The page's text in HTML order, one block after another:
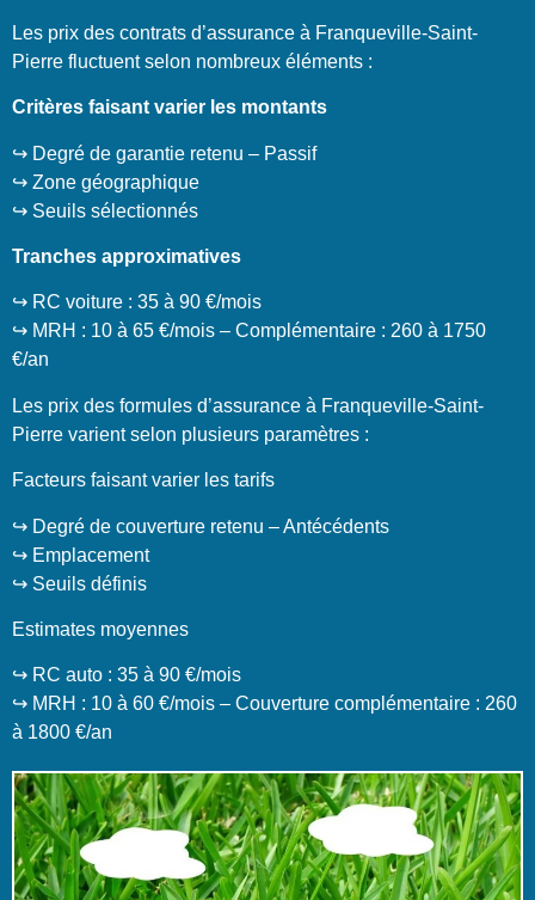
Les prix des contrats d’assurance à Franqueville-Saint-
Pierre fluctuent selon nombreux éléments :
Critères faisant varier les montants
↪️ Degré de garantie retenu – Passif
↪️ Zone géographique
↪️ Seuils sélectionnés
Tranches approximatives
↪️ RC voiture : 35 à 90 €/mois
↪️ MRH : 10 à 65 €/mois – Complémentaire : 260 à 1750
€/an
Les prix des formules d’assurance à Franqueville-Saint-
Pierre varient selon plusieurs paramètres :
Facteurs faisant varier les tarifs
↪️ Degré de couverture retenu – Antécédents
↪️ Emplacement
↪️ Seuils définis
Estimates moyennes
↪️ RC auto : 35 à 90 €/mois
↪️ MRH : 10 à 60 €/mois – Couverture complémentaire : 260
à 1800 €/an